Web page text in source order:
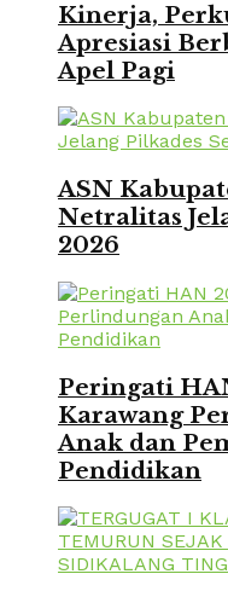
Kinerja,
Apresiasi
Apel Pagi
ASN
Netralitas
2026
Peringati
Karawang
Anak dan
Pendidikan